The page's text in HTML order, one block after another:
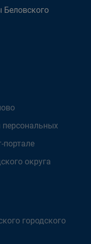
портале
округа
городского